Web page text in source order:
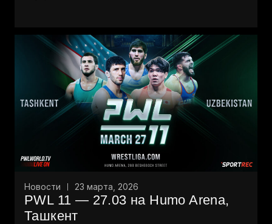
Новости 23 марта, 2026
PWL 11 — 27.03 на Humo Arena,
Ташкент